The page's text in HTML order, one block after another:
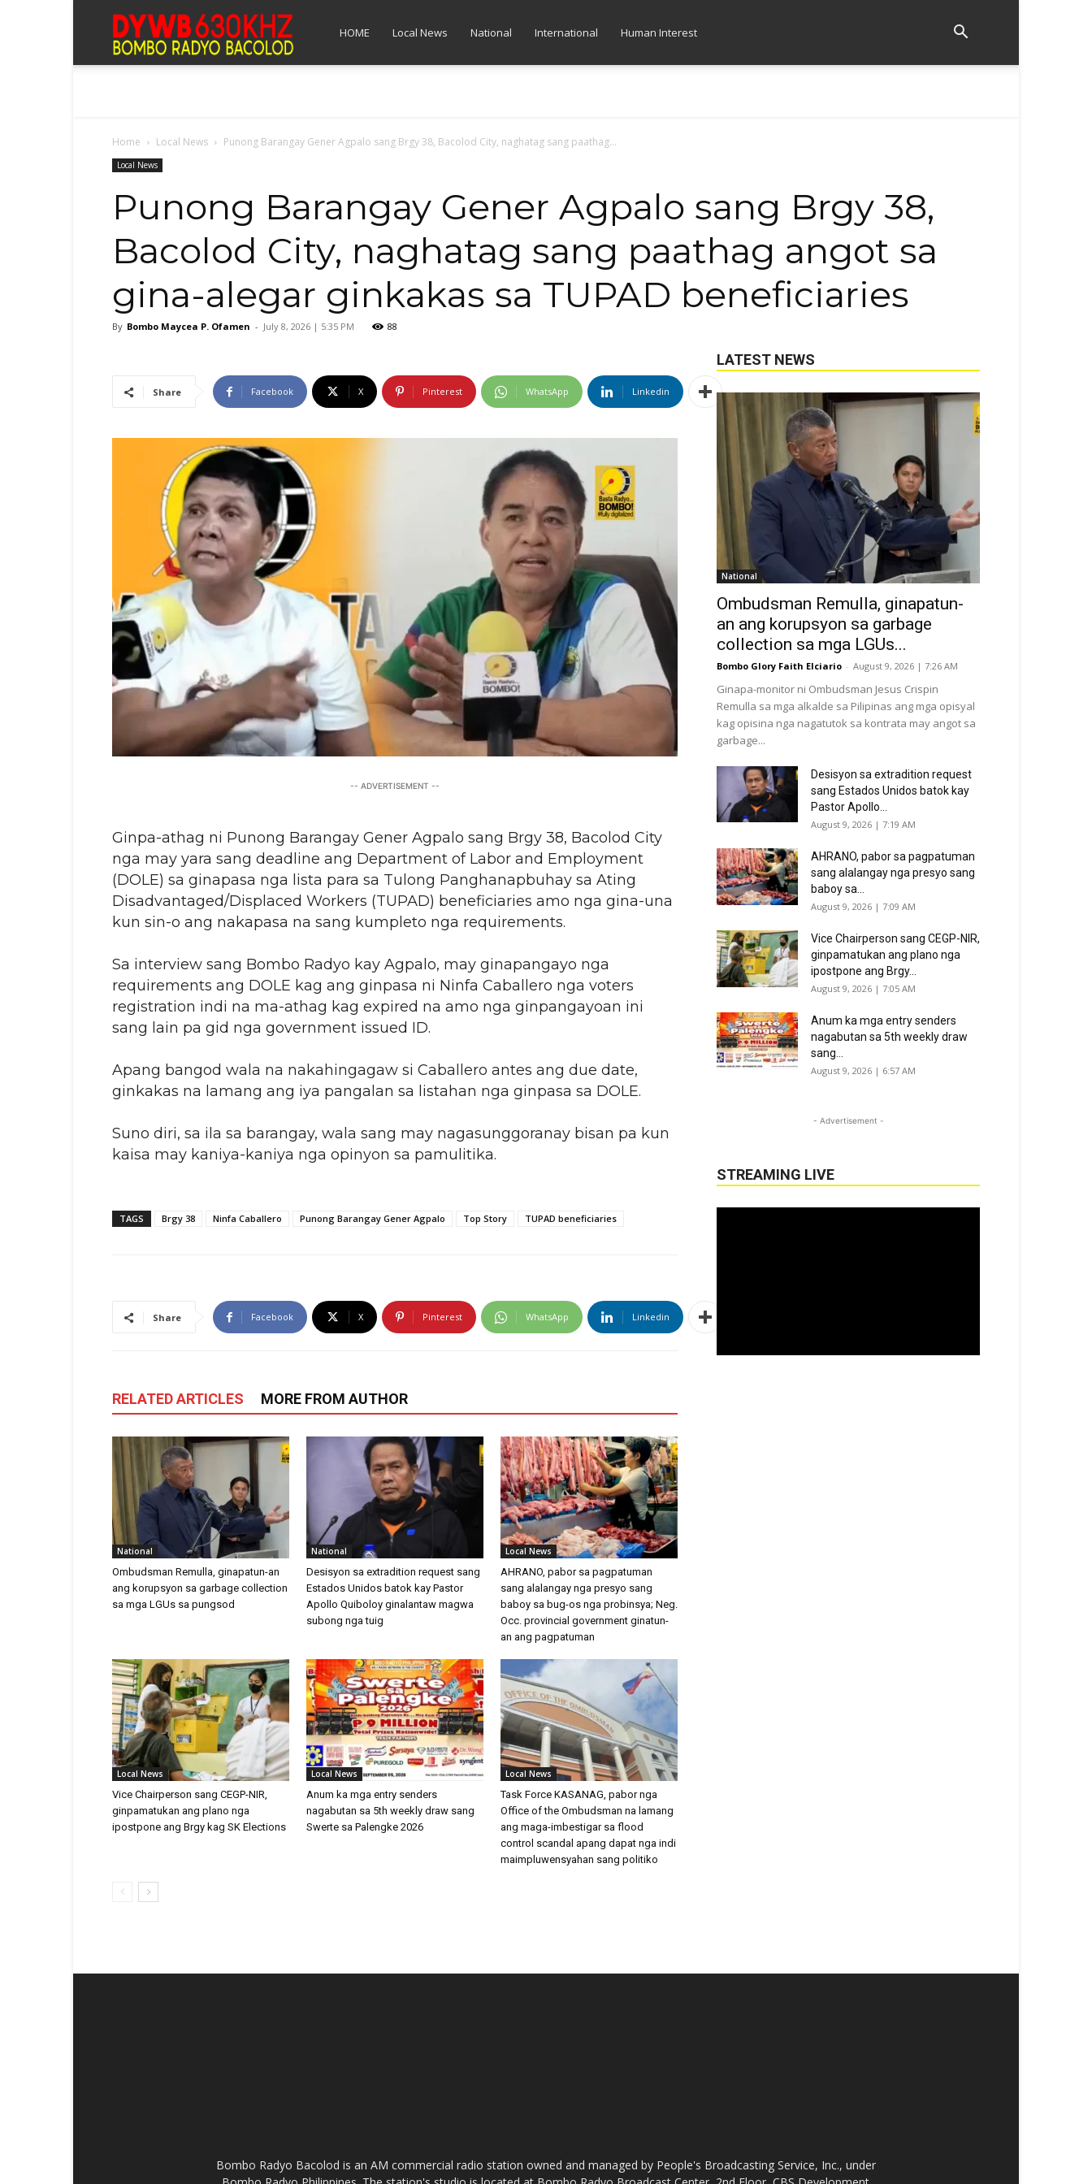
HOME Local News National International Human Interest
Home Local News Punong Barangay Gener Agpalo sang Brgy 38, Bacolod City, naghatag sang paathag...
Local News
Punong Barangay Gener Agpalo sang Brgy 38,
Bacolod City, naghatag sang paathag angot sa
gina-alegar ginkakas sa TUPAD beneficiaries
By Bombo Maycea P. Ofamen - July 8, 2026 | 5:35 PM 88
Share Facebook X Pinterest WhatsApp Linkedin
-- ADVERTISEMENT --
Ginpa-athag ni Punong Barangay Gener Agpalo sang Brgy 38, Bacolod City
nga may yara sang deadline ang Department of Labor and Employment
(DOLE) sa ginapasa nga lista para sa Tulong Panghanapbuhay sa Ating
Disadvantaged/Displaced Workers (TUPAD) beneficiaries amo nga gina-una
kun sin-o ang nakapasa na sang kumpleto nga requirements.
Sa interview sang Bombo Radyo kay Agpalo, may ginapangayo nga
requirements ang DOLE kag ang ginpasa ni Ninfa Caballero nga voters
registration indi na ma-athag kag expired na amo nga ginpangayoan ini
sang lain pa gid nga government issued ID.
Apang bangod wala na nakahingagaw si Caballero antes ang due date,
ginkakas na lamang ang iya pangalan sa listahan nga ginpasa sa DOLE.
Suno diri, sa ila sa barangay, wala sang may nagasunggoranay bisan pa kun
kaisa may kaniya-kaniya nga opinyon sa pamulitika.
TAGS Brgy 38 Ninfa Caballero Punong Barangay Gener Agpalo Top Story TUPAD beneficiaries
Share Facebook X Pinterest WhatsApp Linkedin
RELATED ARTICLES MORE FROM AUTHOR
National
Ombudsman Remulla, ginapatun-an
ang korupsyon sa garbage collection
sa mga LGUs sa pungsod
National
Desisyon sa extradition request sang
Estados Unidos batok kay Pastor
Apollo Quiboloy ginalantaw magwa
subong nga tuig
Local News
AHRANO, pabor sa pagpatuman
sang alalangay nga presyo sang
baboy sa bug-os nga probinsya; Neg.
Occ. provincial government ginatun-
an ang pagpatuman
Local News
Vice Chairperson sang CEGP-NIR,
ginpamatukan ang plano nga
ipostpone ang Brgy kag SK Elections
Local News
Anum ka mga entry senders
nagabutan sa 5th weekly draw sang
Swerte sa Palengke 2026
Local News
Task Force KASANAG, pabor nga
Office of the Ombudsman na lamang
ang maga-imbestigar sa flood
control scandal apang dapat nga indi
maimpluwensyahan sang politiko
LATEST NEWS
National
Ombudsman Remulla, ginapatun-
an ang korupsyon sa garbage
collection sa mga LGUs...
Bombo Glory Faith Elciario - August 9, 2026 | 7:26 AM
Ginapa-monitor ni Ombudsman Jesus Crispin
Remulla sa mga alkalde sa Pilipinas ang mga opisyal
kag opisina nga nagatutok sa kontrata may angot sa
garbage...
Desisyon sa extradition request
sang Estados Unidos batok kay
Pastor Apollo...
August 9, 2026 | 7:19 AM
AHRANO, pabor sa pagpatuman
sang alalangay nga presyo sang
baboy sa...
August 9, 2026 | 7:09 AM
Vice Chairperson sang CEGP-NIR,
ginpamatukan ang plano nga
ipostpone ang Brgy...
August 9, 2026 | 7:05 AM
Anum ka mga entry senders
nagabutan sa 5th weekly draw
sang...
August 9, 2026 | 6:57 AM
- Advertisement -
STREAMING LIVE
Bombo Radyo Bacolod is an AM commercial radio station owned and managed by People's Broadcasting Service, Inc., under